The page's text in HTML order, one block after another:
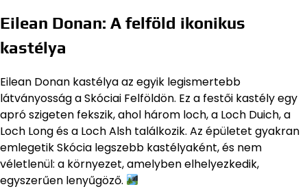
Eilean Donan: A felföld ikonikus
kastélya
Eilean Donan kastélya az egyik legismertebb
látványosság a Skóciai Felföldön. Ez a festői kastély egy
apró szigeten fekszik, ahol három loch, a Loch Duich, a
Loch Long és a Loch Alsh találkozik. Az épületet gyakran
emlegetik Skócia legszebb kastélyaként, és nem
véletlenül: a környezet, amelyben elhelyezkedik,
egyszerűen lenyűgöző.